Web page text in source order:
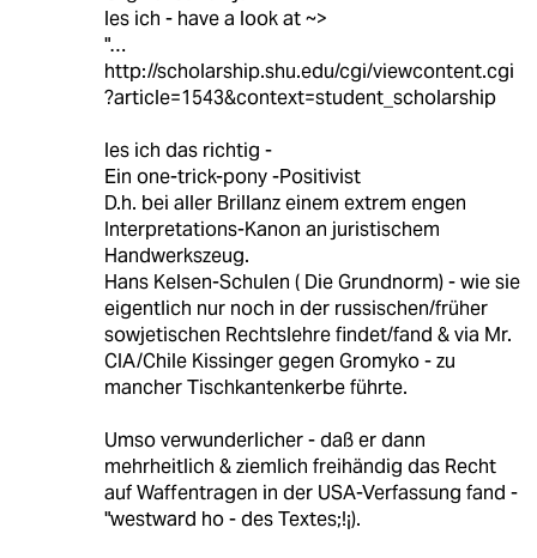
les ich - have a look at ~>
"…
http://scholarship.shu.edu/cgi/viewcontent.cgi
?article=1543&context=student_scholarship
les ich das richtig -
Ein one-trick-pony -Positivist
D.h. bei aller Brillanz einem extrem engen
Interpretations-Kanon an juristischem
Handwerkszeug.
Hans Kelsen-Schulen ( Die Grundnorm) - wie sie
eigentlich nur noch in der russischen/früher
sowjetischen Rechtslehre findet/fand & via Mr.
CIA/Chile Kissinger gegen Gromyko - zu
mancher Tischkantenkerbe führte.
Umso verwunderlicher - daß er dann
mehrheitlich & ziemlich freihändig das Recht
auf Waffentragen in der USA-Verfassung fand -
"westward ho - des Textes;!¡).